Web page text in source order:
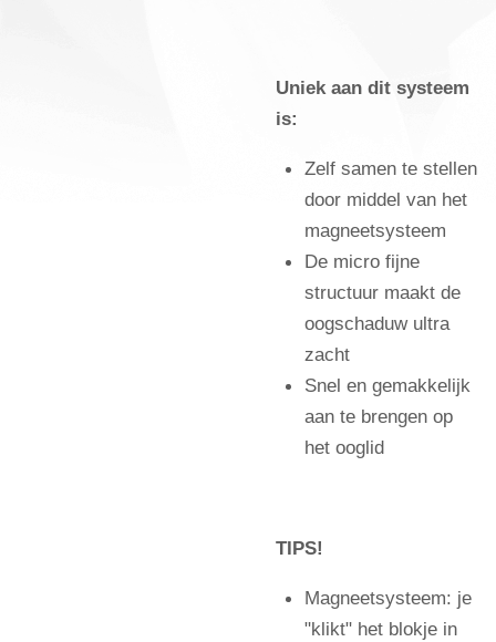
Uniek aan dit systeem
is:
Zelf samen te stellen
door middel van het
magneetsysteem
De micro fijne
structuur maakt de
oogschaduw ultra
zacht
Snel en gemakkelijk
aan te brengen op
het ooglid
TIPS!
Magneetsysteem: je
"klikt" het blokje in